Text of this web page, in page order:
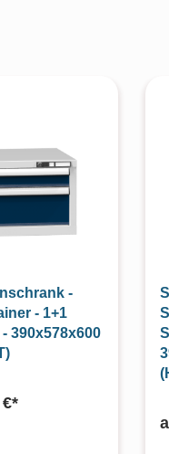
-
- 1+1
390x578x600